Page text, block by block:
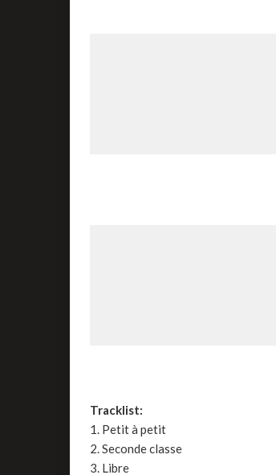
Tracklist:
1. Petit à petit
2. Seconde classe
3. Libre